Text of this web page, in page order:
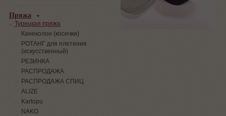
Пряжа
Турецкая пряжа
Канеколон (косички)
РОТАНГ для плетения
(искусственный)
PЕЗИНКА
РАСПРОДАЖА
РАСПРОДАЖА СПИЦ
ALIZE
Kartopu
NAKO